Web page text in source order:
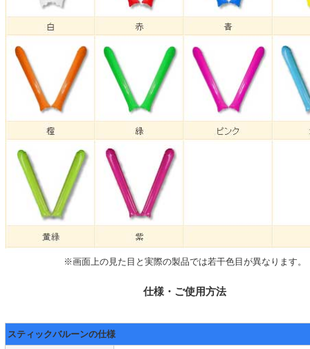
※画面上の見た目と実際の製品では若干色目が異なります。
仕様・ご使用方法
スティックバルーンの仕様